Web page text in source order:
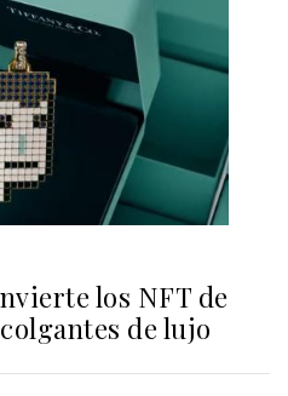
los NFT de
de lujo